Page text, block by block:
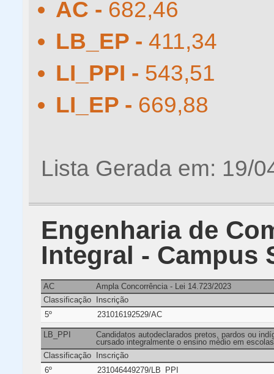
AC - 682,46
LB_EP - 411,34
LI_PPI - 543,51
LI_EP - 669,88
Lista Gerada em: 19/
Engenharia de
Integral - Campus
AC
Ampla Concorrência - Lei 14.723/2023
Classificação
Inscrição
5º
231016192529/AC
LB_PPI
Candidatos autodeclarados pretos, pardos ou
cursado integralmente o ensino médio em
Classificação
Inscrição
6º
231046449279/LB_PPI